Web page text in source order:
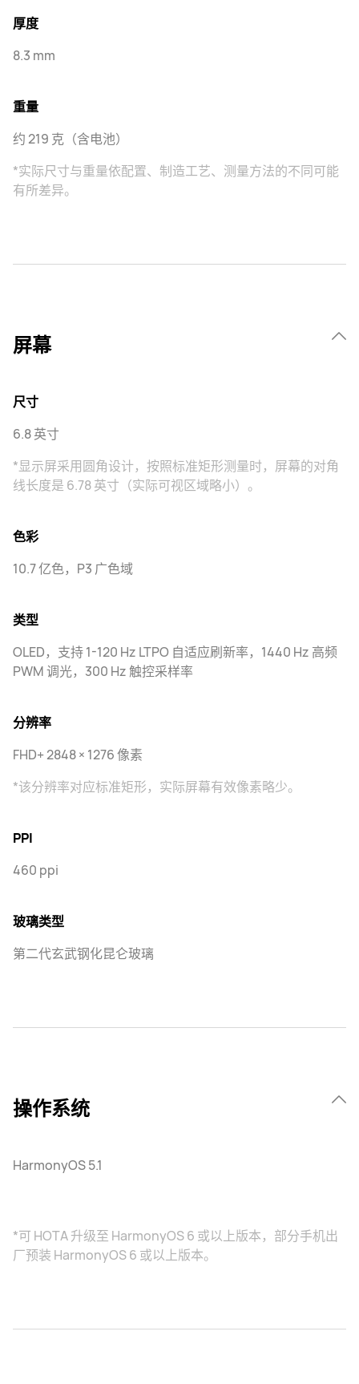
厚度
8.3 mm
重量
约 219 克（含电池）
*实际尺寸与重量依配置、制造工艺、测量方法的不同可能
有所差异。
屏幕
尺寸
6.8 英寸
*显示屏采用圆角设计，按照标准矩形测量时，屏幕的对角
线长度是 6.78 英寸（实际可视区域略小）。
色彩
10.7 亿色，P3 广色域
类型
OLED，支持 1-120 Hz LTPO 自适应刷新率，1440 Hz 高频
PWM 调光，300 Hz 触控采样率
分辨率
FHD+ 2848 × 1276 像素
*该分辨率对应标准矩形，实际屏幕有效像素略少。
PPI
460 ppi
玻璃类型
第二代玄武钢化昆仑玻璃
操作系统
HarmonyOS 5.1
*可 HOTA 升级至 HarmonyOS 6 或以上版本，部分手机出
厂预装 HarmonyOS 6 或以上版本。